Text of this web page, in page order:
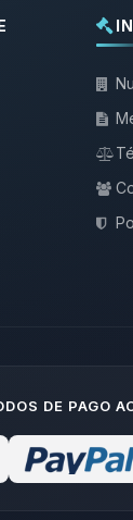
DE PAGO